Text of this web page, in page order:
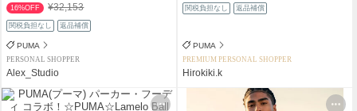
16%OFF ¥32,153
関税負担なし 返品補償
PUMA
PERSONAL SHOPPER
Alex_Studio
関税負担なし 返品補償
PUMA
PREMIUM PERSONAL SHOPPER
Hirokiki.k